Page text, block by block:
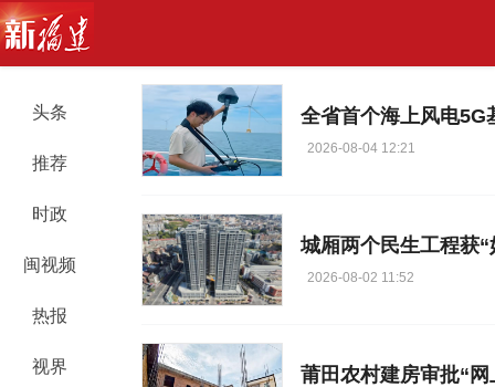
头条
推荐
时政
闽视频
热报
视界
全省首个海上风电5G
2026-08-04 12:21
城厢两个民生工程获
2026-08-02 11:52
莆田农村建房审批“